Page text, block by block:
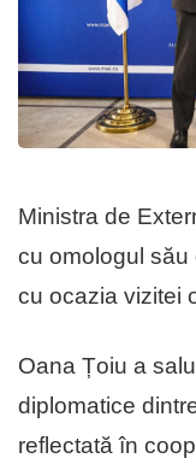
Ministra de
cu omologul său
cu ocazia vizitei
Oana Țoiu a
diplomatice
reflectată în